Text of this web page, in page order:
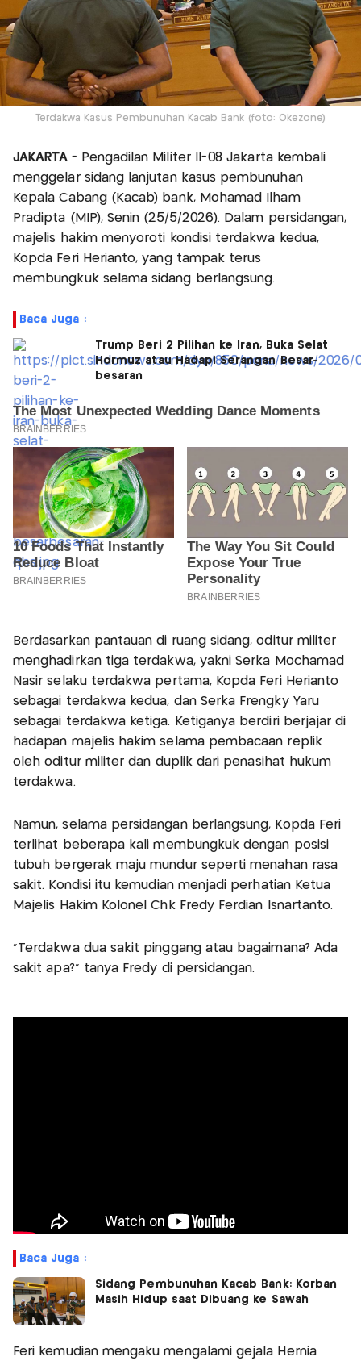
Terdakwa Kasus Pembunuhan Kacab Bank (foto: Okezone)
JAKARTA- Pengadilan Militer II-08 Jakarta kembali
menggelar sidang lanjutan kasus pembunuhan
Kepala Cabang (Kacab) bank, Mohamad Ilham
Pradipta (MIP), Senin (25/5/2026). Dalam persidangan,
majelis hakim menyoroti kondisi terdakwa kedua,
Kopda Feri Herianto, yang tampak terus
membungkuk selama sidang berlangsung.
Baca Juga :
Trump Beri 2 Pilihan ke Iran, Buka Selat
Hormuz atau Hadapi Serangan Besar-
besaran
Berdasarkan pantauan di ruang sidang, oditur militer
menghadirkan tiga terdakwa, yakni Serka Mochamad
Nasir selaku terdakwa pertama, Kopda Feri Herianto
sebagai terdakwa kedua, dan Serka Frengky Yaru
sebagai terdakwa ketiga. Ketiganya berdiri berjajar di
hadapan majelis hakim selama pembacaan replik
oleh oditur militer dan duplik dari penasihat hukum
terdakwa.
Namun, selama persidangan berlangsung, Kopda Feri
terlihat beberapa kali membungkuk dengan posisi
tubuh bergerak maju mundur seperti menahan rasa
sakit. Kondisi itu kemudian menjadi perhatian Ketua
Majelis Hakim Kolonel Chk Fredy Ferdian Isnartanto.
“Terdakwa dua sakit pinggang atau bagaimana? Ada
sakit apa?” tanya Fredy di persidangan.
Baca Juga :
Sidang Pembunuhan Kacab Bank: Korban
Masih Hidup saat Dibuang ke Sawah
Feri kemudian mengaku mengalami gejala Hernia